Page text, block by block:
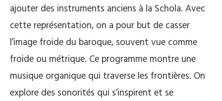
ajouter des instruments anciens à la Schola. Avec
cette représentation, on a pour but de casser
l’image froide du baroque, souvent vue comme
froide ou métrique. Ce programme montre une
musique organique qui traverse les frontières. On
explore des sonorités qui s’inspirent et se